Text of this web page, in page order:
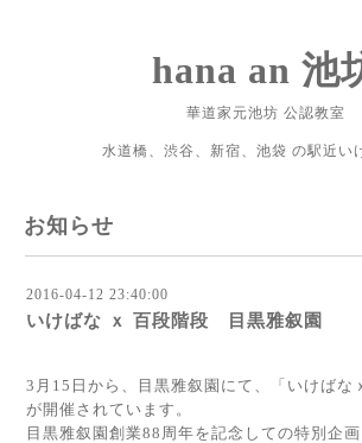
hana an 池
華道家元池坊 公認教室
水道橋、渋谷、新宿、池袋 の駅近い
お知らせ
2016-04-12 23:40:00
いけばな ｘ 百段階段 目黒雅叙園
3月15日から、目黒雅叙園にて、「いけばな
が開催されています。
目黒雅叙園創業88周年を記念しての特別企